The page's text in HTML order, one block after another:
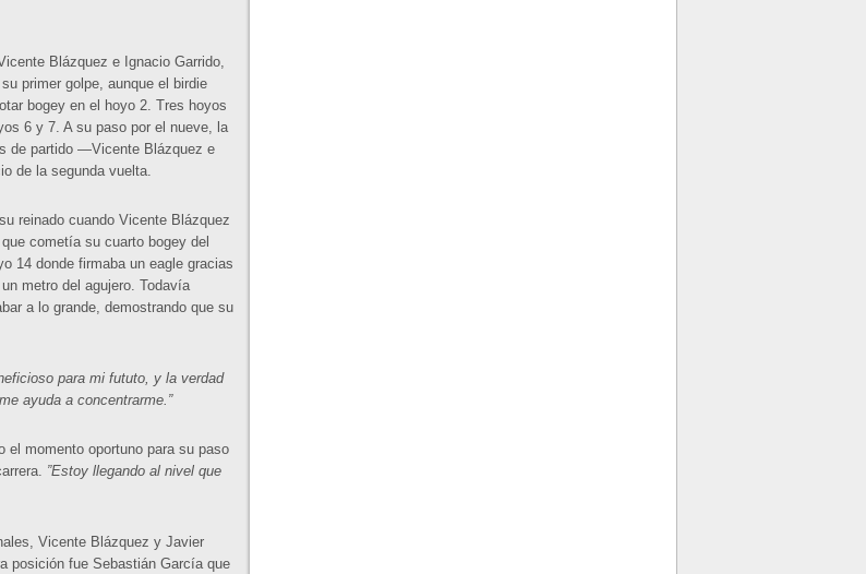
Blázquez e Ignacio Garrido,
primer golpe, aunque el birdie
bogey en el hoyo 2. Tres hoyos
6 y 7. A su paso por el nueve, la
de partido —Vicente Blázquez e
de la segunda vuelta.
reinado cuando Vicente Blázquez
cometía su cuarto bogey del
14 donde firmaba un eagle gracias
metro del agujero. Todavía
a lo grande, demostrando que su
para mi fututo, y la verdad
ayuda a concentrarme.”
el momento oportuno para su paso
”Estoy llegando al nivel que
Vicente Blázquez y Javier
posición fue Sebastián García que